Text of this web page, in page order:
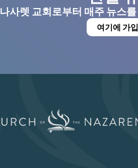
나사렛 교회로부터 매주 뉴스
여기에 가입